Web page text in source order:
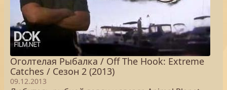
Оголтелая Рыбалка / Off The Hook: Extreme
Catches / Сезон 2 (2013)
09.12.2013